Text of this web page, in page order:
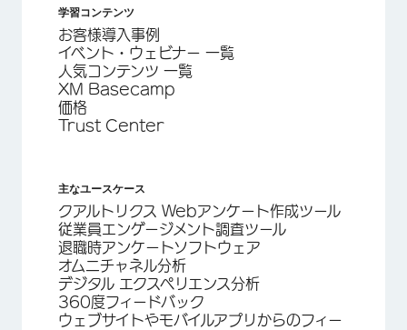
学習コンテンツ
お客様導入事例
イベント・ウェビナー 一覧
人気コンテンツ 一覧
XM Basecamp
価格
Trust Center
主なユースケース
クアルトリクス Webアンケート作成ツール
従業員エンゲージメント調査ツール
退職時アンケートソフトウェア
オムニチャネル分析
デジタル エクスペリエンス分析
360度フィードバック
ウェブサイトやモバイルアプリからのフィー